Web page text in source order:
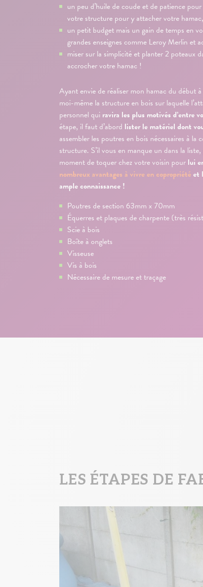
un peu d’huile de coude et de patience
votre structure pour y attacher votre hamac,
un petit budget mais un gain de temps en
grandes enseignes comme Leroy Merlin et
miser sur la simplicité et planter 2 poteaux
accrocher votre hamac !
Ayant envie de réaliser mon hamac du début
moi-même la structure en bois sur laquelle
personnel qui ravira les plus motivés d’entre
étape, il faut d’abord lister le matériel dont
assembler les poutres en bois nécessaires à
structure. S’il vous en manque un dans la
moment de toquer chez votre voisin pour lui
nombreux avantages à vivre en copropriétéet
ample connaissance !
Poutres de section 63mm x 70mm
Équerres et plaques de charpente (très
Scie à bois
Boîte à onglets
Visseuse
Vis à bois
Nécessaire de mesure et traçage
LES ÉTAPES DE